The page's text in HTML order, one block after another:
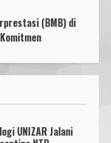
(BMB) di
UNIZAR Jalani